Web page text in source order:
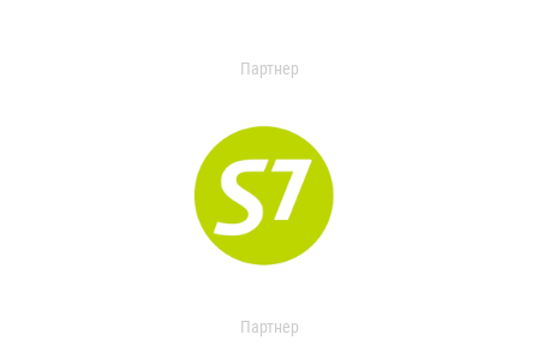
Партнер
Партнер